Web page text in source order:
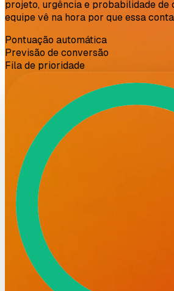
projeto, urgência e probabilidade de
equipe vê na hora por que essa
Pontuação automática
Previsão de conversão
Fila de prioridade